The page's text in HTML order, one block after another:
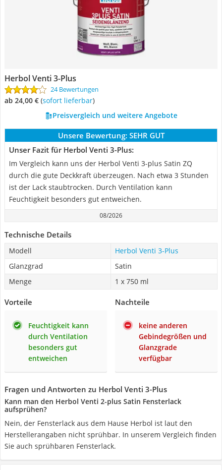
Herbol Venti 3-Plus
24 Bewertungen
ab 24,00 € ( Sofort lieferbar)
Preisvergleich und weitere Angebote
Unsere Bewertung: SEHR GUT
Unser Fazit für Herbol Venti 3-Plus:
Im Vergleich kann uns der Herbol Venti 3-plus Satin ZQ
durch die gute Deckkraft überzeugen. Nach etwa 3 Stunden
ist der Lack staubtrocken. Durch Ventilation kann
Feuchtigkeit besonders gut entweichen.
08/2026
Technische Details
Modell
Herbol Venti 3-Plus
Glanzgrad
Satin
Menge
1 x 750 ml
Vorteile
Feuchtigkeit kann
durch Ventilation
besonders gut
entweichen
Nachteile
keine anderen
Gebindegrößen und
Glanzgrade
verfügbar
Fragen und Antworten zu Herbol Venti 3-Plus
Kann man den Herbol Venti 2-plus Satin Fensterlack
aufsprühen?
Nein, der Fensterlack aus dem Hause Herbol ist laut den
Herstellerangaben nicht sprühbar. In unserem Vergleich finden
Sie auch sprühbaren Fensterlack.